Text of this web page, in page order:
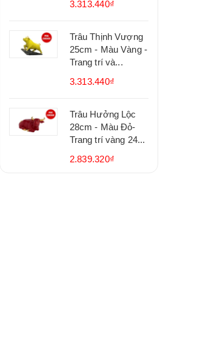
3.313.440₫
Trâu Thịnh Vượng
25cm - Màu Vàng -
Trang trí và...
3.313.440₫
Trâu Hưởng Lộc
28cm - Màu Đỏ-
Trang trí vàng 24...
2.839.320₫